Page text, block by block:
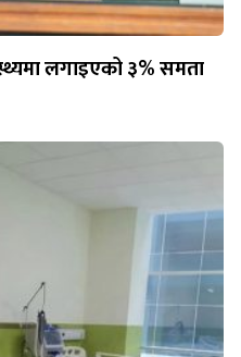
लगाइएको ३% समता